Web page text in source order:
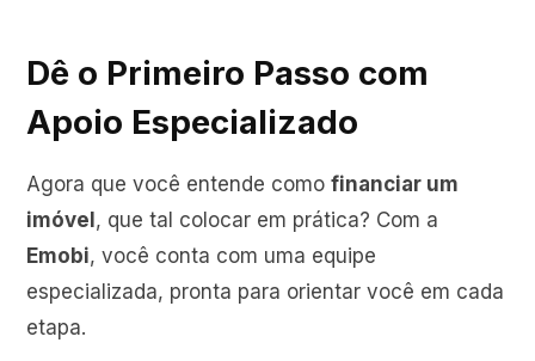
Dê o Primeiro Passo com
Apoio Especializado
Agora que você entende como financiar um
imóvel, que tal colocar em prática? Com a
Emobi, você conta com uma equipe
especializada, pronta para orientar você em cada
etapa.